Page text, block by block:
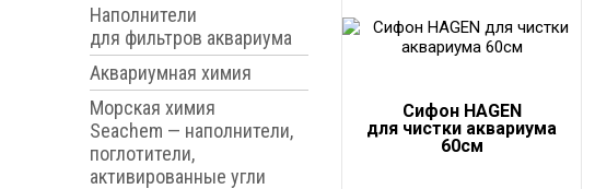
Наполнители
для фильтров аквариума
Аквариумная химия
Морская химия
Seachem — наполнители,
поглотители,
активированные угли
Сифон HAGEN
для чистки аквариума
60см